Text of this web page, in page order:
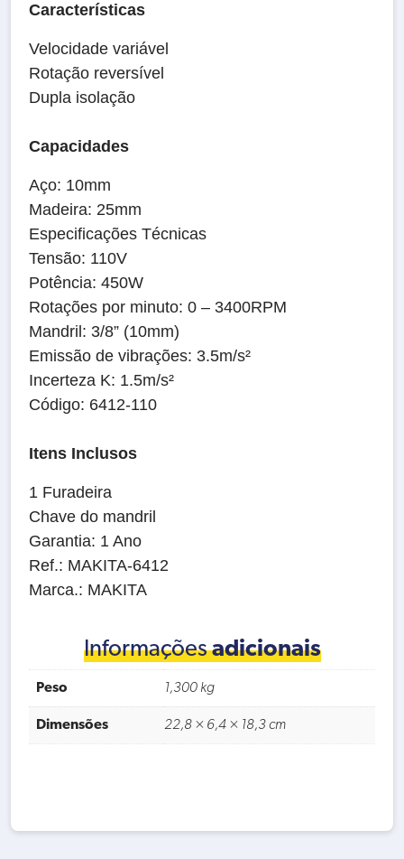
Características
Velocidade variável
Rotação reversível
Dupla isolação
Capacidades
Aço: 10mm
Madeira: 25mm
Especificações Técnicas
Tensão: 110V
Potência: 450W
Rotações por minuto: 0 – 3400RPM
Mandril: 3/8” (10mm)
Emissão de vibrações: 3.5m/s²
Incerteza K: 1.5m/s²
Código: 6412-110
Itens Inclusos
1 Furadeira
Chave do mandril
Garantia: 1 Ano
Ref.: MAKITA-6412
Marca.: MAKITA
Informaçõesadicionais
Peso 1,300 kg
Dimensões 22,8 × 6,4 × 18,3 cm